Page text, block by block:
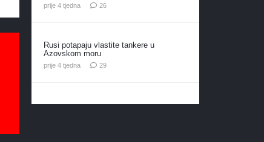
prije 4 tjedna 26komentara
Rusi potapaju vlastite tankere u
Azovskom moru
prije 4 tjedna 29komentara